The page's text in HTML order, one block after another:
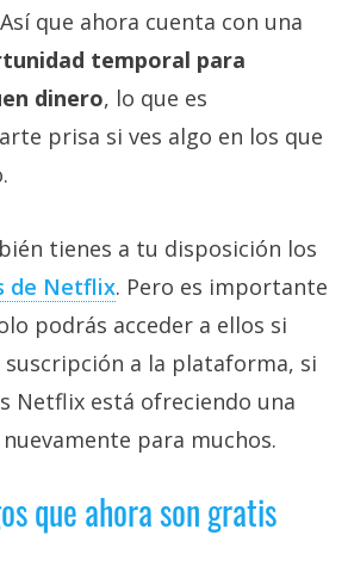
que ahora cuenta con una
temporal para
dinero, lo que es
prisa si ves algo en los que
tienes a tu disposición los
de Netflix‎. Pero es importante
podrás acceder a ellos si
suscripción a la plataforma, si
Netflix está ofreciendo una
para muchos.
que ahora son gratis